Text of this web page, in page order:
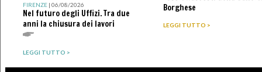
FIRENZE| 06/08/2026
Nel futuro degli Uffizi. Tra due
anni la chiusura dei lavori
LEGGI TUTTO >
Borghese
LEGGI TUTTO >